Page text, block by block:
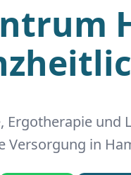
Ergotherapie
Versorgung in